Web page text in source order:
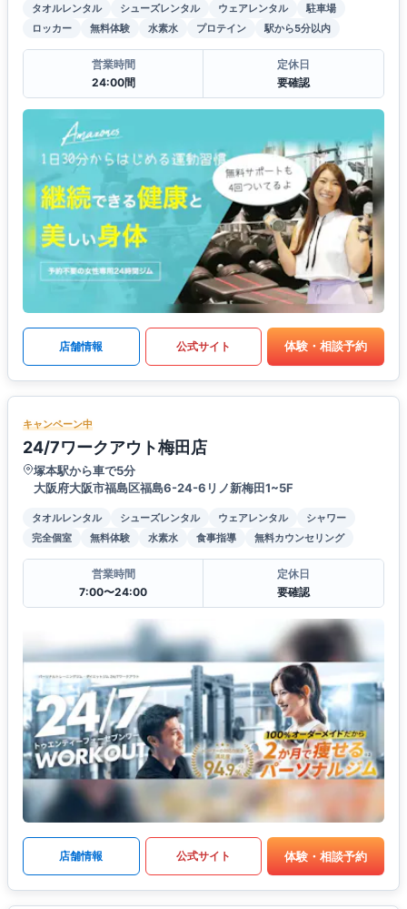
タオルレンタル シューズレンタル ウェアレンタル
駐車場
ロッカー
無料体験 水素水 プロテイン 駅から5分以内
営業時間
24:00間
定休日
要確認
店舗情報 公式サイト 体験・相談予約
キャンペーン中
24/7ワークアウト梅田店
塚本駅から車で5分
大阪府大阪市福島区福島6-24-6リノ新梅田1~5F
タオルレンタル シューズレンタル ウェアレンタル
シャワー
完全個室
無料体験 水素水 食事指導 無料カウンセリング
営業時間
7:00〜24:00
定休日
要確認
店舗情報 公式サイト 体験・相談予約